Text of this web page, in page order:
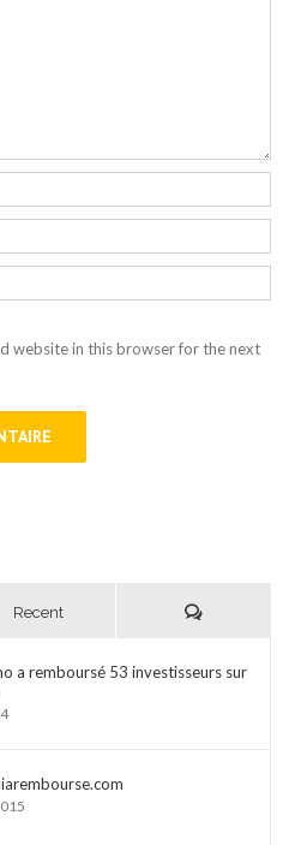
website in this browser for the next
Recent Comments
a remboursé 53 investisseurs sur